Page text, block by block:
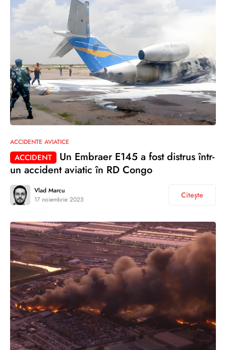
ACCIDENTE AVIATICE
ACCIDENT
Un Embraer E145 a fost distrus într-
un accident aviatic în RD Congo
Vlad Marcu
17 noiembrie 2025
Citește